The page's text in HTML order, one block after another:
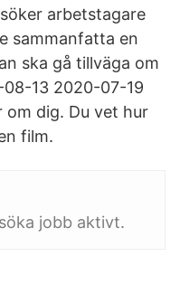
arbetstagare
sammanfatta en
ska gå tillväga om
13 2020-07-19
om dig. Du vet hur
film.
jobb aktivt.